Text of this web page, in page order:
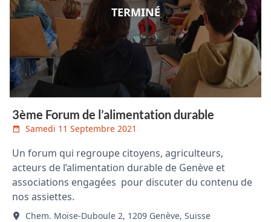
TERMINÉ
3ème Forum de l’alimentation durable
Samedi 11 Septembre 2021
Un forum qui regroupe citoyens, agriculteurs,
acteurs de l’alimentation durable de Genève et
associations engagées pour discuter du contenu de
nos assiettes.
Chem. Moïse-Duboule 2, 1209 Genève, Suisse